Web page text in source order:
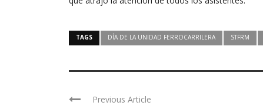
TAGS DÍA DE LA UNIDAD FERROCARRILERA STFRM
Previous Article